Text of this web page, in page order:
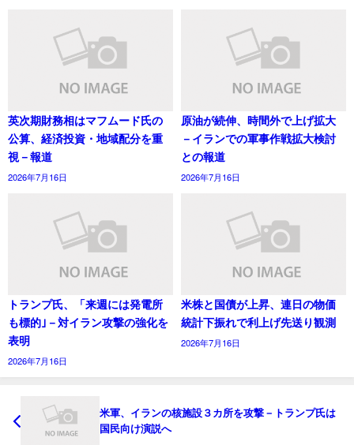
英次期財務相はマフムード氏の
公算、経済投資・地域配分を重
視－報道
2026年7月16日
原油が続伸、時間外で上げ拡大
－イランでの軍事作戦拡大検討
との報道
2026年7月16日
トランプ氏、「来週には発電所
も標的｣－対イラン攻撃の強化を
表明
2026年7月16日
米株と国債が上昇、連日の物価
統計下振れで利上げ先送り観測
2026年7月16日
米軍、イランの核施設３カ所を攻撃－トランプ氏は
国民向け演説へ